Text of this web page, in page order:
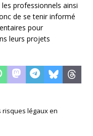
professionnels ainsi
de se tenir informé
pour
leurs projets
risques légaux en